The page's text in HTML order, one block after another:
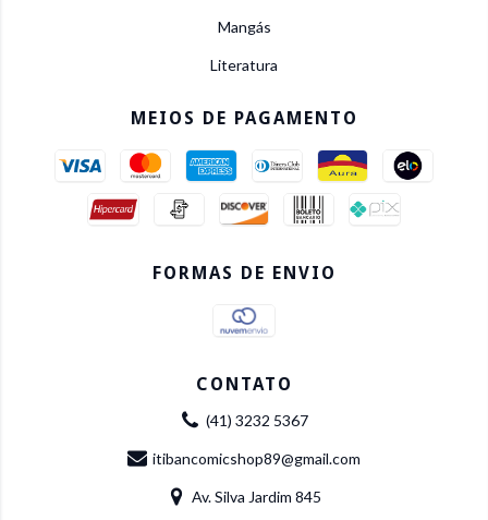
Mangás
Literatura
MEIOS DE PAGAMENTO
FORMAS DE ENVIO
CONTATO
(41) 3232 5367
itibancomicshop89@gmail.com
Av. Silva Jardim 845